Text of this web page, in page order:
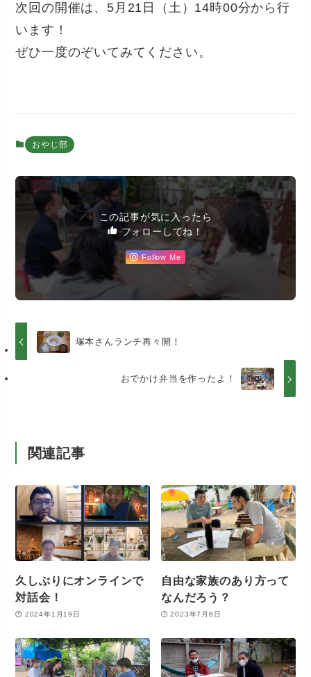
次回の開催は、5月21日（土）14時00分から行
います！
ぜひ一度のぞいてみてください。
おやじ部
この記事が気に入ったら
フォローしてね！
Follow Me
塚本さんランチ再々開！
おでかけ弁当を作ったよ！
関連記事
久しぶりにオンラインで
対話会！
2024年1月19日
自由な家族のあり方って
なんだろう？
2023年7月6日